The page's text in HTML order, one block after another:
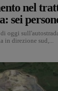
nel
sei
oggi
in direzione sud,...